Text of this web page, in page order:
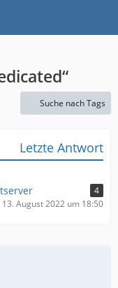
Suche nach Tags
Letzte Antwort
4
13. August 2022 um 18:50